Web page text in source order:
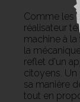
Comme les
réalisateur
machine à
la
reflet d'un
citoyens. Un
sa manière
tout en